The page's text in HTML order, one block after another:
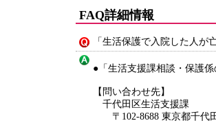
FAQ詳細情報
「生活保護で入院した人
●「生活支援課相談・保護
【問い合わせ先】
千代田区生活支援課
〒102-8688 東京都千代